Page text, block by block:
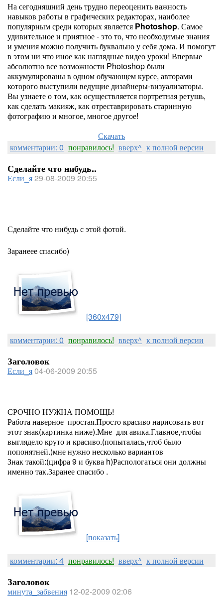
На сегодняшний день трудно переоценить важность
навыков работы в графических редакторах, наиболее
популярным среди которых является Photoshop. Самое
удивительное и приятное - это то, что необходимые знания
и умения можно получить буквально у себя дома. И помогут
в этом ни что иное как наглядные видео уроки! Впервые
абсолютно все возможности Photoshop были
аккумулированы в одном обучающем курсе, авторами
которого выступили ведущие дизайнеры-визуализаторы.
Вы узнаете о том, как осуществляется портретная ретушь,
как сделать макияж, как отреставрировать старинную
фотографию и многое, многое другое!
Скачать
комментарии: 0 понравилось! вверх^ к полной версии
Сделайте что нибудь..
Если_я29-08-2009 20:55
Сделайте что нибудь с этой фотой.
Заранеее спасибо)
[360x479]
комментарии: 0 понравилось! вверх^ к полной версии
Заголовок
Если_я04-06-2009 20:55
СРОЧНО НУЖНА ПОМОЩЬ!
Работа наверное простая.Просто красиво нарисовать вот
этот знак(картинка ниже).Мне для авика.Главное,чтобы
выглядело круто и красиво.(попыталась,чтоб было
попонятней.)мне нужно несколько вариантов
Знак такой:(цифра 9 и буква h)Распологаться они должны
именно так.Заранее спасибо .
[показать]
комментарии: 4 понравилось! вверх^ к полной версии
Заголовок
минута_забвения 12-02-2009 02:06